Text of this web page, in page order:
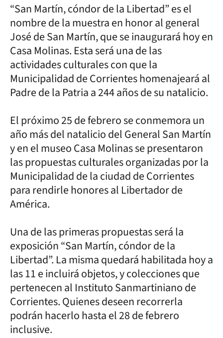
“San Martín, cóndor de la Libertad” es el
nombre de la muestra en honor al general
José de San Martín, que se inaugurará hoy en
Casa Molinas. Esta será una de las
actividades culturales con que la
Municipalidad de Corrientes homenajeará al
Padre de la Patria a 244 años de su natalicio.
El próximo 25 de febrero se conmemora un
año más del natalicio del General San Martín
y en el museo Casa Molinas se presentaron
las propuestas culturales organizadas por la
Municipalidad de la ciudad de Corrientes
para rendirle honores al Libertador de
América.
Una de las primeras propuestas será la
exposición “San Martín, cóndor de la
Libertad”. La misma quedará habilitada hoy a
las 11 e incluirá objetos, y colecciones que
pertenecen al Instituto Sanmartiniano de
Corrientes. Quienes deseen recorrerla
podrán hacerlo hasta el 28 de febrero
inclusive.